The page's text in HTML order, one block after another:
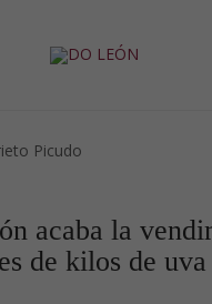
acaba la
de kilos de uva